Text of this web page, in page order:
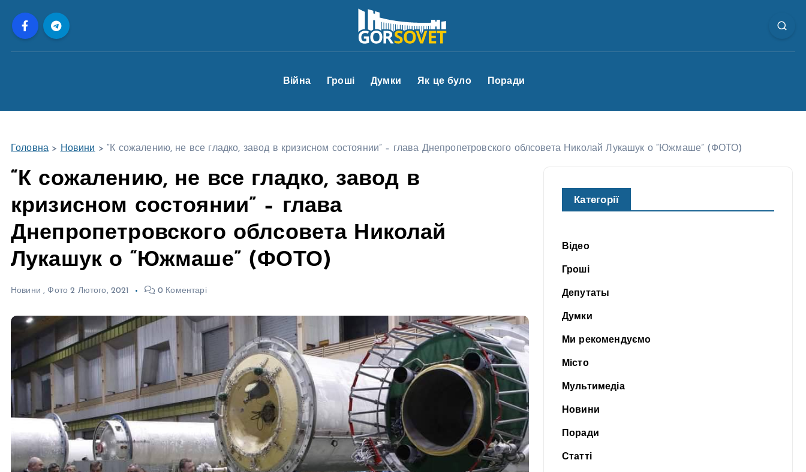
Війна Гроші Думки Як це було Поради
Головна > Новини >“К сожалению, не все гладко, завод в кризисном состоянии” – глава Днепропетровского облсовета Николай Лукашук о “Южмаше” (ФОТО)
“К сожалению, не все гладко, завод в
кризисном состоянии” – глава
Днепропетровского облсовета Николай
Лукашук о “Южмаше” (ФОТО)
Новини , Фото 2 Лютого, 2021 0 Коментарі
Категорії
Відео
Гроші
Депутаты
Думки
Ми рекомендуємо
Місто
Мультимедіа
Новини
Поради
Статті